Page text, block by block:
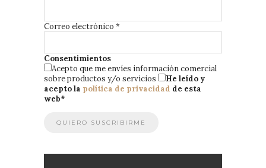
Correo electrónico *
Consentimientos
Acepto que me envíes información comercial
sobre productos y/o servicios
He leído y
acepto la política de privacidad de esta
web*